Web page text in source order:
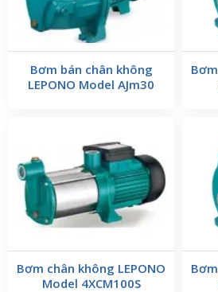
Bơm bán chân không
LEPONO Model AJm30
Bơm chân không LEPONO
Model 4XCM100S